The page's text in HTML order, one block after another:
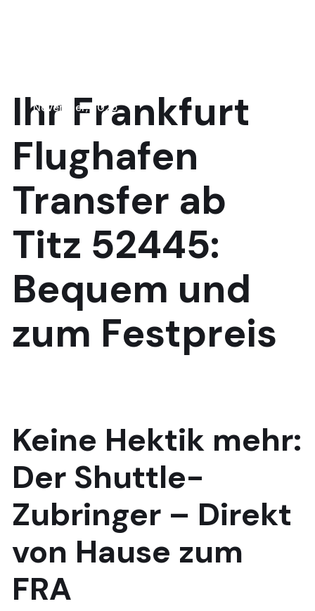
November, 2025
Ihr Frankfurt
Flughafen
Transfer ab
Titz 52445:
Bequem und
zum Festpreis
Keine Hektik mehr:
Der Shuttle-
Zubringer – Direkt
von Hause zum
FRA